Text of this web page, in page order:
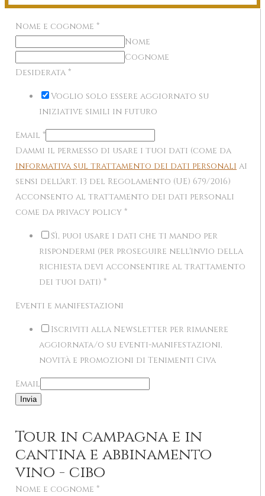
Nome e cognome *
Nome
Cognome
Desiderata *
Voglio solo essere aggiornato su
iniziative simili in futuro
Email *
Dammi il permesso di usare i tuoi dati (come da
informativa sul trattamento dei dati personali ai
sensi dell'art. 13 del Regolamento (UE) 679/2016)
Acconsento al trattamento dei dati personali
come da privacy policy *
Sì, puoi usare i dati che ti mando per
rispondermi (per proseguire nell'invio della
richiesta devi acconsentire al trattamento
dei tuoi dati) *
Eventi e manifestazioni
Iscriviti alla Newsletter per rimanere
aggiornata/o su eventi-manifestazioni,
novità e promozioni di Tenimenti Civa
Email
Invia
Tour in campagna e in
cantina e abbinamento
vino - cibo
Nome e cognome *